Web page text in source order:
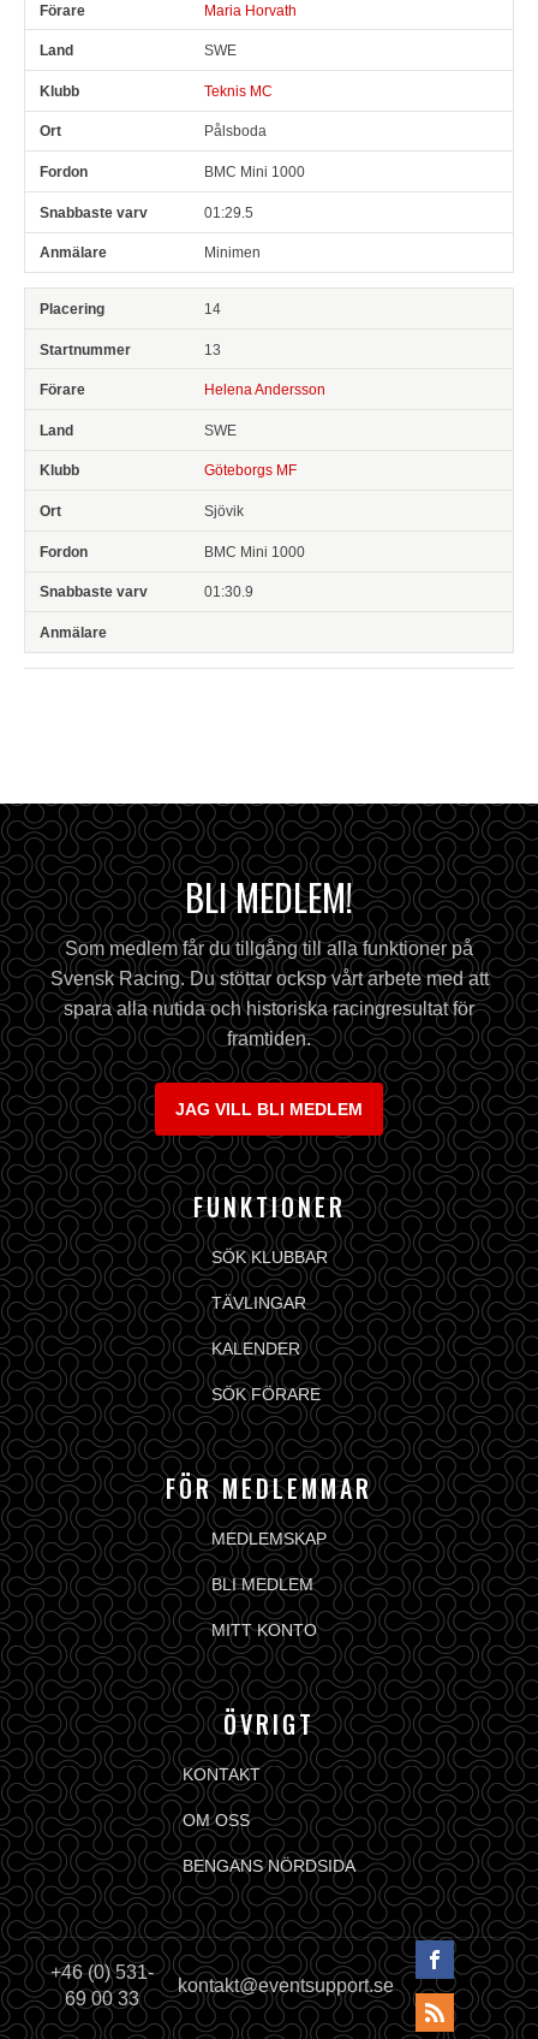
Maria Horvath
SWE
Teknis MC
Pålsboda
BMC Mini 1000
01:29.5
Minimen
14
13
Helena Andersson
SWE
Göteborgs MF
Sjövik
BMC Mini 1000
01:30.9
BLI MEDLEM!
Som medlem får du tillgång till alla funktioner på
Svensk Racing. Du stöttar ocksp vårt arbete med att
spara alla nutida och historiska racingresultat för
framtiden.
JAG VILL BLI MEDLEM
FUNKTIONER
SÖK KLUBBAR
TÄVLINGAR
KALENDER
SÖK FÖRARE
FÖR MEDLEMMAR
MEDLEMSKAP
BLI MEDLEM
MITT KONTO
ÖVRIGT
KONTAKT
OM OSS
BENGANS NÖRDSIDA
+46 (0) 531-
69 00 33
kontakt@eventsupport.se